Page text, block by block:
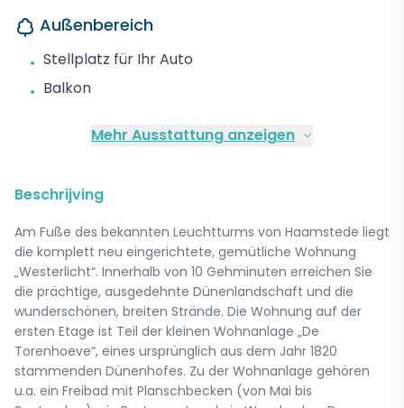
Außenbereich
• Stellplatz für Ihr Auto
• Balkon
Mehr Ausstattung anzeigen
Beschrijving
Am Fuße des bekannten Leuchtturms von Haamstede liegt
die komplett neu eingerichtete, gemütliche Wohnung
„Westerlicht“. Innerhalb von 10 Gehminuten erreichen Sie
die prächtige, ausgedehnte Dünenlandschaft und die
wunderschönen, breiten Strände. Die Wohnung auf der
ersten Etage ist Teil der kleinen Wohnanlage „De
Torenhoeve“, eines ursprünglich aus dem Jahr 1820
stammenden Dünenhofes. Zu der Wohnanlage gehören
u.a. ein Freibad mit Planschbecken (von Mai bis